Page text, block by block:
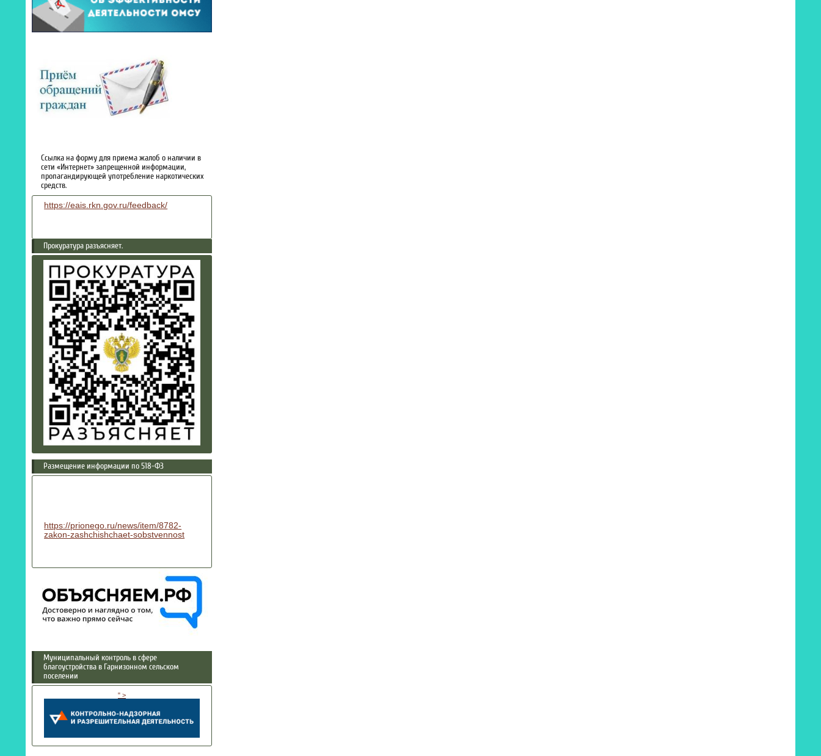
Ссылка на форму для приема жалоб о наличии в
сети «Интернет» запрещенной информации,
пропагандирующей употребление наркотических
средств.
https://eais.rkn.gov.ru/feedback/
Прокуратура разъясняет.
Размещение информации по 518-ФЗ
https://prionego.ru/news/item/8782-
zakon-zashchishchaet-sobstvennost
Муниципальный контроль в сфере
благоустройства в Гарнизонном сельском
поселении
" >